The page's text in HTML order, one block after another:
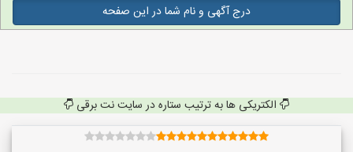
درج آگهی و نام شما در این صفحه
الکتریکی ها به ترتیب ستاره در سایت نت برقی